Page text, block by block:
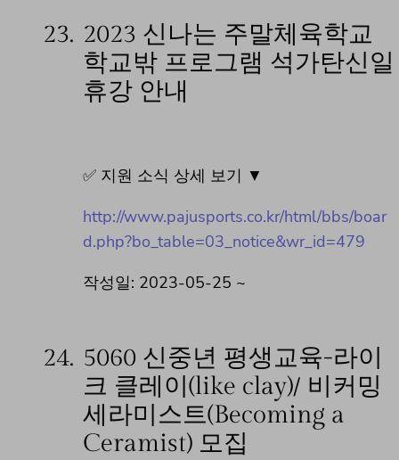
23. 2023 신나는 주말체육학교
학교밖 프로그램 석가탄신일
휴강 안내
✅ 지원 소식 상세 보기 ▼
http://www.pajusports.co.kr/html/bbs/boar
d.php?bo_table=03_notice&wr_id=479
작성일: 2023-05-25 ~
24. 5060 신중년 평생교육-라이
크 클레이(like clay)/ 비커밍
세라미스트(Becoming a
Ceramist) 모집